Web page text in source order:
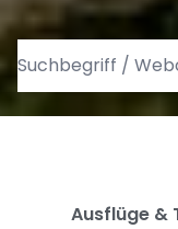
Ausflüge &